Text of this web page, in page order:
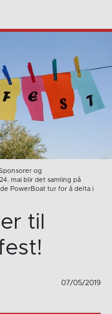
og
mai blir det samling på
PowerBoat tur for å delta i
til
07/05/2019